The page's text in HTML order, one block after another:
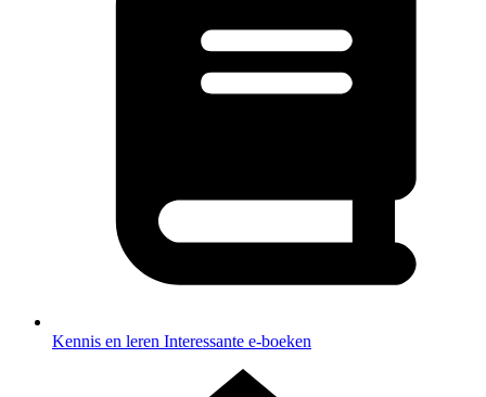
Kennis en leren Interessante e-boeken